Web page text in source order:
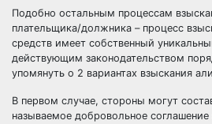
Подобно остальным процессам
плательщика/должника – процесс
средств имеет собственный
действующим законодательством
упомянуть о 2 вариантах взыскания
В первом случае, стороны могут
называемое добровольное